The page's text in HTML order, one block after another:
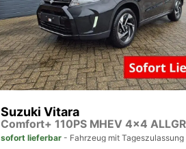
Suzuki Vitara
sofort lieferbar Fahrzeug mit Tageszulassung